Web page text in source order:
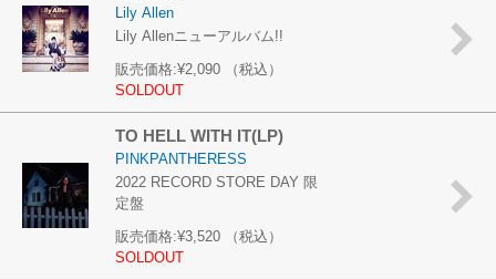
Lily Allen
Lily Allenニューアルバム!!
販売価格:¥2,090
（税込）
SOLDOUT
TO HELL WITH IT(LP)
PINKPANTHERESS
2022 RECORD STORE DAY 限
定盤
販売価格:¥3,520
（税込）
SOLDOUT